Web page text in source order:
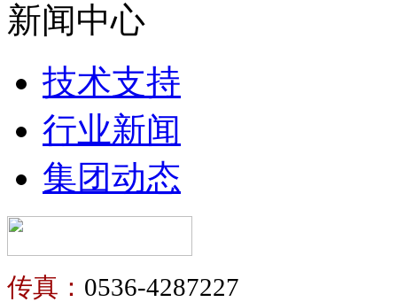
新闻中心
技术支持
行业新闻
集团动态
传真： 0536-4287227